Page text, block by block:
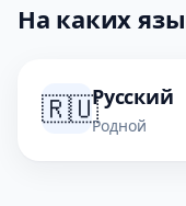
На каких
🇷🇺Русский
Родной